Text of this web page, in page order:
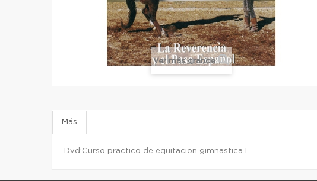
Ver más grande
Más
Dvd:Curso practico de equitacion gimnastica I.